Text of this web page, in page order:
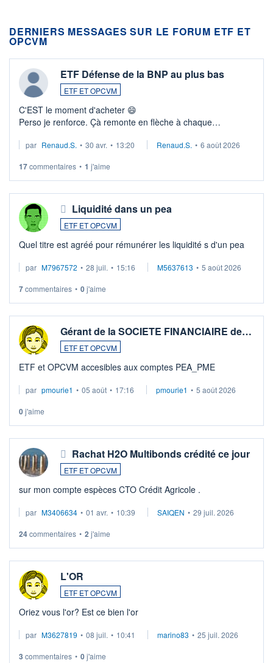
DERNIERS MESSAGES SUR LE FORUM ETF ET
OPCVM
ETF Défense de la BNP au plus bas
ETF ET OPCVM
C'EST le moment d'acheter 😄​
Perso je renforce. Çà remonte en flèche à chaque
Investissement long terme tip top pour sa retraite.
par Renaud.S. • 30 avr. • 13:20 Renaud.S. • 6 août 2026
17commentaires • 1 j'aime
Liquidité dans un pea
ETF ET OPCVM
Quel titre est agréé pour rémunérer les liquidité s d'un pea
par M7967572 • 28 juil. • 15:16 M5637613 • 5 août 2026
7commentaires • 0j'aime
Gérant de la SOCIETE FINANCIAIRE de…
ETF ET OPCVM
ETF et OPCVM accesibles aux comptes PEA_PME
par pmourie1 • 05 août • 17:16 pmourie1 • 5 août 2026
0j'aime
Rachat H2O Multibonds crédité ce jour
ETF ET OPCVM
sur mon compte espèces CTO Crédit Agricole .
par M3406634 • 01 avr. • 10:39 SAIQEN • 29 juil. 2026
24commentaires • 2 j'aime
L'OR
ETF ET OPCVM
Oriez vous l'or? Est ce bien l'or
par M3627819 • 08 juil. • 10:41 marino83 • 25 juil. 2026
3 commentaires • 0j'aime